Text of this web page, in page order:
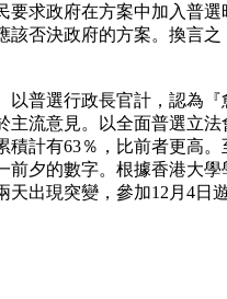
求政府在方案中加入普選
否決政府的方案。換言
普選行政長官計，認為『
主流意見。以全面普選立
積計有63％，比前者更高
夕的數字。根據香港大
出現突變，參加12月4日